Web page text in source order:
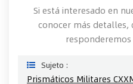
Si está interesado en
conocer más detalles,
Sujeto :
Prismáticos Militares